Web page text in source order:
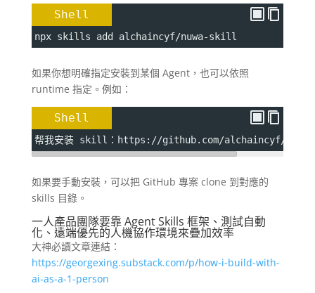
Shell
npx skills add alchaincyf/nuwa-skill
如果你想明確指定安裝到某個 Agent，也可以依照
runtime 指定。例如：
Shell
帮我安装 skill：https://github.com/alchaincyf/
如果要手動安裝，可以把 GitHub 專案 clone 到對應的
skills 目錄。
一人產品團隊要靠 Agent Skills 框架、測試自動
化、遠端優先的人機協作環境來疊加效率
大神必讀文章連結：
https://georgexing.substack.com/p/how-i-build-with-
ai-as-a-1-person